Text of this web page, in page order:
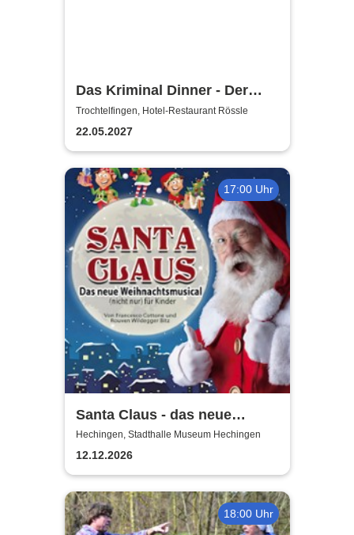
Das Kriminal Dinner - Der
letzte Joint der Marie Juana
Trochtelfingen, Hotel-Restaurant Rössle
22.05.2027
17:00 Uhr
Santa Claus - das neue
Weihnachtsmusical (nicht
nur) für Kinder
Hechingen, Stadthalle Museum Hechingen
12.12.2026
18:00 Uhr